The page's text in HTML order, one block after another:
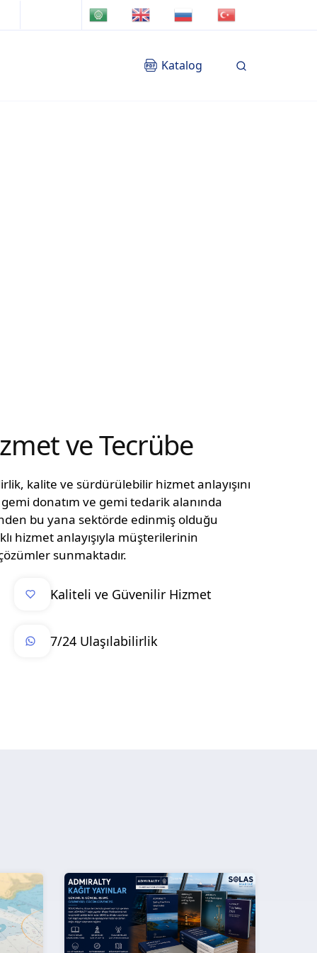
Katalog
ve Tecrübe
kalite ve sürdürülebilir hizmet anlayışını
donatım ve gemi tedarik alanında
bu yana sektörde edinmiş olduğu
hizmet anlayışıyla müşterilerinin
sunmaktadır.
Kaliteli ve Güvenilir Hizmet
7/24 Ulaşılabilirlik